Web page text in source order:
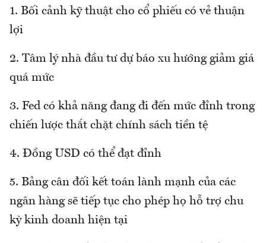
1. Bối cảnh kỹ thuật cho cổ phiếu có vẻ thuận
lợi
2. Tâm lý nhà đầu tư dự báo xu hướng giảm giá
quá mức
3. Fed có khả năng đang đi đến mức đỉnh trong
chiến lược thắt chặt chính sách tiền tệ
4. Đồng USD có thể đạt đỉnh
5. Bảng cân đối kết toán lành mạnh của các
ngân hàng sẽ tiếp tục cho phép họ hỗ trợ chu
kỳ kinh doanh hiện tại